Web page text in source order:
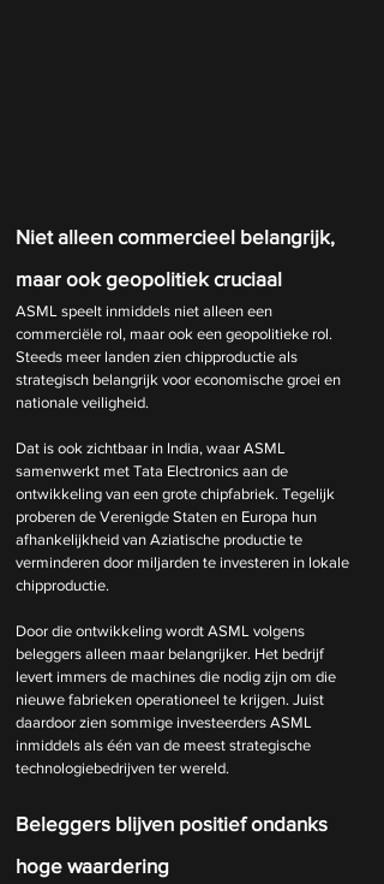
Niet alleen commercieel belangrijk,
maar ook geopolitiek cruciaal
ASML speelt inmiddels niet alleen een
commerciële rol, maar ook een geopolitieke rol.
Steeds meer landen zien chipproductie als
strategisch belangrijk voor economische groei en
nationale veiligheid.
Dat is ook zichtbaar in India, waar ASML
samenwerkt met Tata Electronics aan de
ontwikkeling van een grote chipfabriek. Tegelijk
proberen de Verenigde Staten en Europa hun
afhankelijkheid van Aziatische productie te
verminderen door miljarden te investeren in lokale
chipproductie.
Door die ontwikkeling wordt ASML volgens
beleggers alleen maar belangrijker. Het bedrijf
levert immers de machines die nodig zijn om die
nieuwe fabrieken operationeel te krijgen. Juist
daardoor zien sommige investeerders ASML
inmiddels als één van de meest strategische
technologiebedrijven ter wereld.
Beleggers blijven positief ondanks
hoge waardering